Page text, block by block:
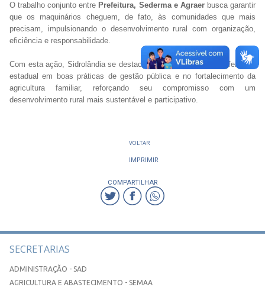
O trabalho conjunto entre Prefeitura, Sederma e Agraer busca garantir
que os maquinários cheguem, de fato, às comunidades que mais
precisam, impulsionando o desenvolvimento rural com organização,
eficiência e responsabilidade.
Com esta ação, Sidrolândia se destaca mais uma vez como referência
estadual em boas práticas de gestão pública e no fortalecimento da
agricultura familiar, reforçando seu compromisso com um
desenvolvimento rural mais sustentável e participativo.
VOLTAR
IMPRIMIR
COMPARTILHAR
SECRETARIAS
ADMINISTRAÇÃO - SAD
AGRICULTURA E ABASTECIMENTO - SEMAA